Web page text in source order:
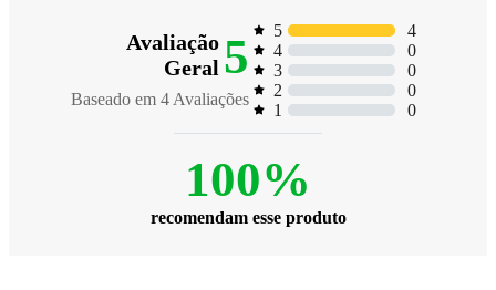
Avaliação
Geral 5
Baseado em 4Avaliações
5
4
4
0
3
0
2
0
1
0
100%
recomendam esse produto